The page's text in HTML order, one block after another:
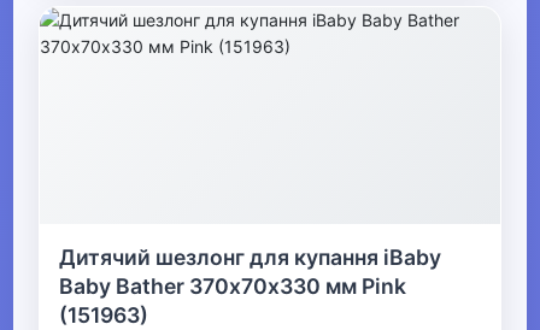
Гігієна та догляд за дитиною
▶ Одяг, взуття та аксесуари
Дитячий шезлонг для купання iBaby
Baby Bather 370х70х330 мм Pink
(151963)